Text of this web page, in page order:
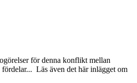
för denna konflikt mellan
Läs även det här inlägget om